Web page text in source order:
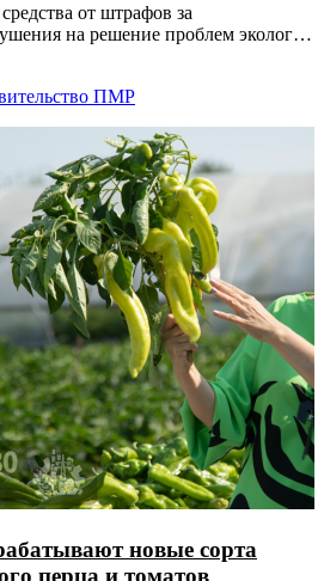
от штрафов за
на решение проблем экологии
ПМР
новые сорта
перца и томатов